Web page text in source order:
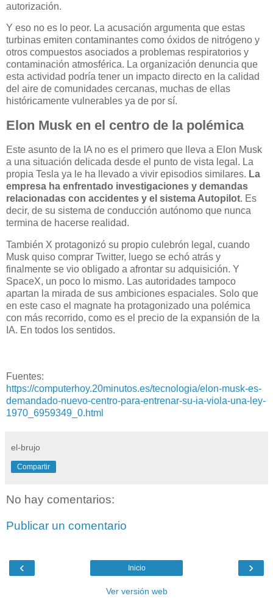
autorización.
Y eso no es lo peor. La acusación argumenta que estas
turbinas emiten contaminantes como óxidos de nitrógeno y
otros compuestos asociados a problemas respiratorios y
contaminación atmosférica. La organización denuncia que
esta actividad podría tener un impacto directo en la calidad
del aire de comunidades cercanas, muchas de ellas
históricamente vulnerables ya de por sí.
Elon Musk en el centro de la polémica
Este asunto de la IA no es el primero que lleva a Elon Musk
a una situación delicada desde el punto de vista legal. La
propia Tesla ya le ha llevado a vivir episodios similares. La
empresa ha enfrentado investigaciones y demandas
relacionadas con accidentes y el sistema Autopilot. Es
decir, de su sistema de conducción autónomo que nunca
termina de hacerse realidad.
También X protagonizó su propio culebrón legal, cuando
Musk quiso comprar Twitter, luego se echó atrás y
finalmente se vio obligado a afrontar su adquisición. Y
SpaceX, un poco lo mismo. Las autoridades tampoco
apartan la mirada de sus ambiciones espaciales. Solo que
en este caso el magnate ha protagonizado una polémica
con más recorrido, como es el precio de la expansión de la
IA. En todos los sentidos.
Fuentes:
https://computerhoy.20minutos.es/tecnologia/elon-musk-es-
demandado-nuevo-centro-para-entrenar-su-ia-viola-una-ley-
1970_6959349_0.html
el-brujo
Compartir
No hay comentarios:
Publicar un comentario
‹ ›
Inicio
Ver versión web